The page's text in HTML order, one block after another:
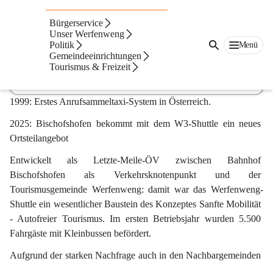
Bürgerservice
Unser Werfenweng
Politik
Gemeindeeinrichtungen
Tourismus & Freizeit
Menü
W3-Shuttle Pfarr-Werfen-Weng und Bischofshofen
Werfenweng
15. Dez. 2025
W3-Shuttle Fahrplan 2026_final
1999: Erstes Anrufsammeltaxi-System in Österreich.
2025: Bischofshofen bekommt mit dem W3-Shuttle ein neues
Ortsteilangebot
Entwickelt als Letzte-Meile-ÖV zwischen Bahnhof
Bischofshofen als Verkehrsknotenpunkt und der
Tourismusgemeinde Werfenweng: damit war das Werfenweng-
Shuttle ein wesentlicher Baustein des Konzeptes Sanfte Mobilität
- Autofreier Tourismus. Im ersten Betriebsjahr wurden 5.500
Fahrgäste mit Kleinbussen befördert.
Aufgrund der starken Nachfrage auch in den Nachbargemeinden